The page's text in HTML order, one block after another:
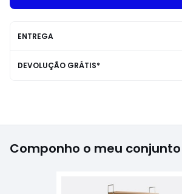
ENTREGA
DEVOLUÇÃO GRÁTIS*
Componho o meu conjunto